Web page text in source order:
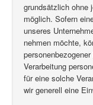
grundsätzlich ohne
möglich. Sofern
unseres
nehmen möchte,
Verarbeitung
für eine solche
wir generell eine